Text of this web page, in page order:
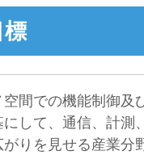
間での機能制御及
して、通信、計測
がりを見せる産業分